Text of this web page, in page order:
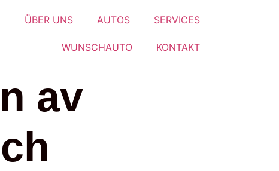
ÜBER UNS AUTOS SERVICES
WUNSCHAUTO KONTAKT
av